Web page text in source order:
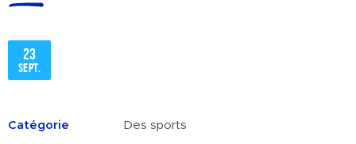
23
sept.
Catégorie Des sports